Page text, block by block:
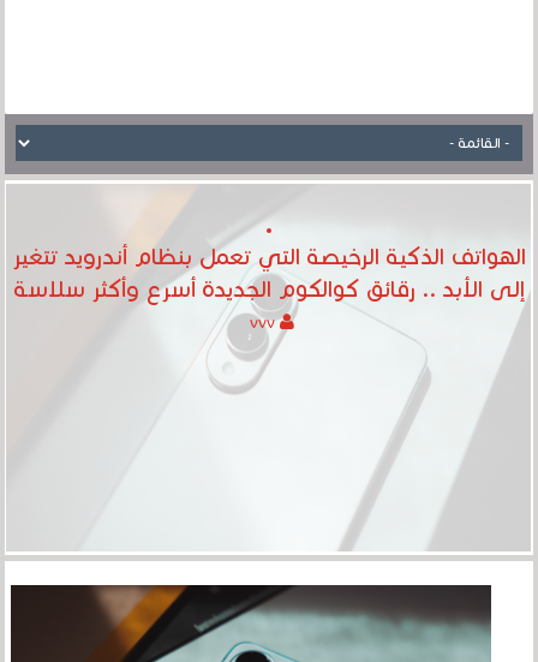
الهواتف الذكية الرخيصة التي تعمل بنظام أندرويد تتغير
إلى الأبد .. رقائق كوالكوم الجديدة أسرع وأكثر سلاسة
vvv